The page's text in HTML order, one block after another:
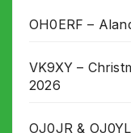
OH0ERF –
VK9XY –
2026
OJ0JR &